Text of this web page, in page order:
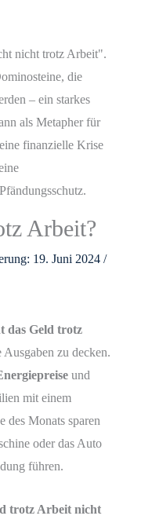
Arbeit?
19. Juni 2024 /
das Geld trotz
Ausgaben zu decken.
und
mit einem
des Monats sparen
oder das Auto
führen.
trotz Arbeit nicht